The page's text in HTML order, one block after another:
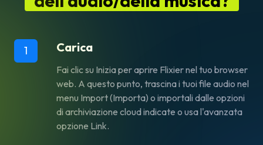
1 Carica
Fai clic su Iniziaper aprire Flixier nel tuo browser
web. A questo punto, trascina i tuoi file audio nel
menu Import(Importa) o importali dalle opzioni
di archiviazione cloud indicate o usa l'avanzata
opzione Link.